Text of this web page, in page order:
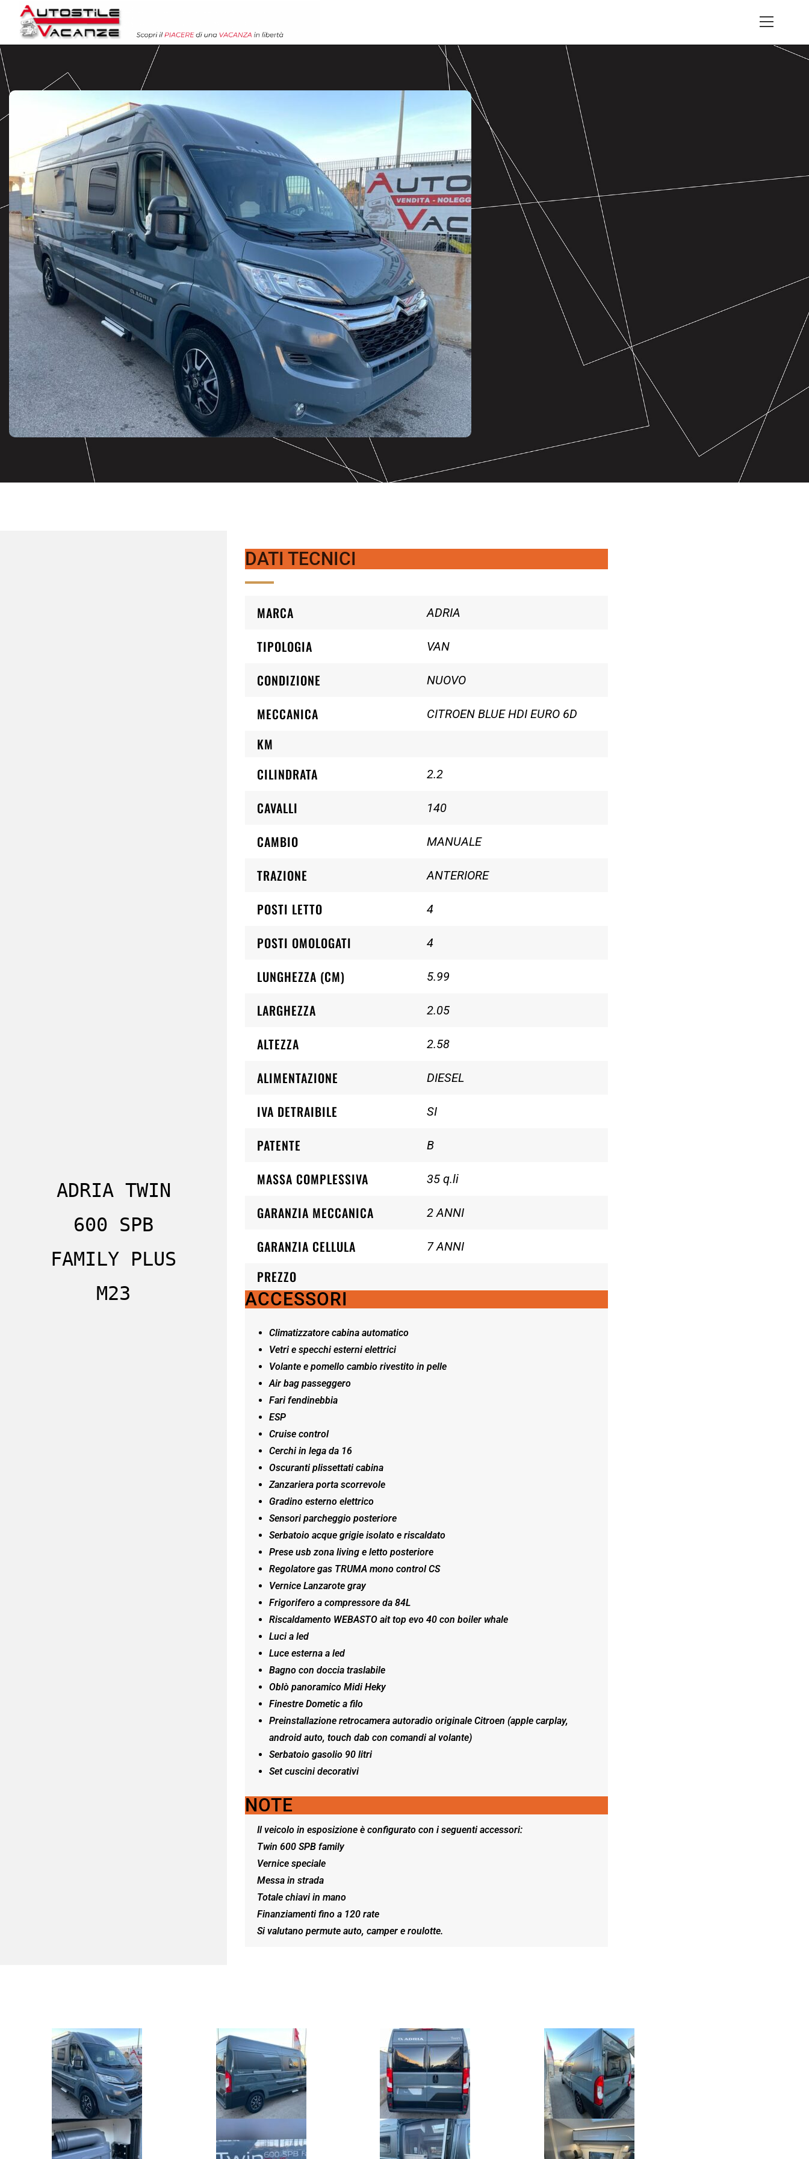
ADRIA TWIN
600 SPB
FAMILY PLUS
M23
DATI TECNICI
MARCA ADRIA
TIPOLOGIA VAN
CONDIZIONE NUOVO
MECCANICA CITROEN BLUE HDI EURO 6D
KM
CILINDRATA
2.2
CAVALLI 140
CAMBIO MANUALE
TRAZIONE ANTERIORE
POSTI LETTO 4
POSTI OMOLOGATI 4
LUNGHEZZA (CM) 5.99
LARGHEZZA 2.05
ALTEZZA 2.58
ALIMENTAZIONE DIESEL
IVA DETRAIBILE SI
PATENTE B
MASSA COMPLESSIVA 35 q.li
GARANZIA MECCANICA 2 ANNI
GARANZIA CELLULA 7 ANNI
PREZZO
ACCESSORI
Climatizzatore cabina automatico
Vetri e specchi esterni elettrici
Volante e pomello cambio rivestito in pelle
Air bag passeggero
Fari fendinebbia
ESP
Cruise control
Cerchi in lega da 16
Oscuranti plissettati cabina
Zanzariera porta scorrevole
Gradino esterno elettrico
Sensori parcheggio posteriore
Serbatoio acque grigie isolato e riscaldato
Prese usb zona living e letto posteriore
Regolatore gas TRUMA mono control CS
Vernice Lanzarote gray
Frigorifero a compressore da 84L
Riscaldamento WEBASTO ait top evo 40 con boiler whale
Luci a led
Luce esterna a led
Bagno con doccia traslabile
Oblò panoramico Midi Heky
Finestre Dometic a filo
Preinstallazione retrocamera autoradio originale Citroen (apple carplay,
android auto, touch dab con comandi al volante)
Serbatoio gasolio 90 litri
Set cuscini decorativi
NOTE
Il veicolo in esposizione è configurato con i seguenti accessori:
Twin 600 SPB family
Vernice speciale
Messa in strada
Totale chiavi in mano
Finanziamenti fino a 120 rate
Si valutano permute auto, camper e roulotte.